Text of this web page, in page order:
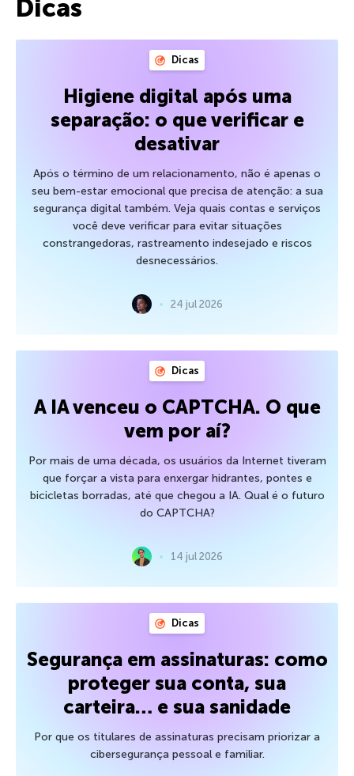
Dicas
Dicas
Higiene digital após uma
separação: o que verificar e
desativar
Após o término de um relacionamento, não é apenas o
seu bem-estar emocional que precisa de atenção: a sua
segurança digital também. Veja quais contas e serviços
você deve verificar para evitar situações
constrangedoras, rastreamento indesejado e riscos
desnecessários.
24 jul 2026
Dicas
A IA venceu o CAPTCHA. O que
vem por aí?
Por mais de uma década, os usuários da Internet tiveram
que forçar a vista para enxergar hidrantes, pontes e
bicicletas borradas, até que chegou a IA. Qual é o futuro
do CAPTCHA?
14 jul 2026
Dicas
Segurança em assinaturas: como
proteger sua conta, sua
carteira… e sua sanidade
Por que os titulares de assinaturas precisam priorizar a
cibersegurança pessoal e familiar.